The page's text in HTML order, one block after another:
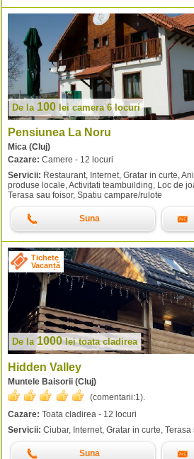
De la 100 lei camera 6 locuri
Pensiunea La Noru
Mica (Cluj)
Cazare: Camere - 12 locuri
Servicii: Restaurant, Internet, Gratar in curte,
produse locale, Activitati teambuilding, Loc de
Terasa sau foisor, Spatiu campare/rulote
Suna
Tichete
Vacanță
De la 1000leitoata cladirea
Hidden Valley
Muntele Baisorii (Cluj)
(comentarii:1 ).
Cazare: Toata cladirea - 12 locuri
Servicii: Ciubar, Internet, Gratar in curte, Terasa
Suna